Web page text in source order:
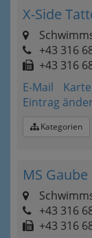
X-Side
+43 316
+43 316
E-Mail
Eintrag
Kategorien
MS
+43 316
+43 316